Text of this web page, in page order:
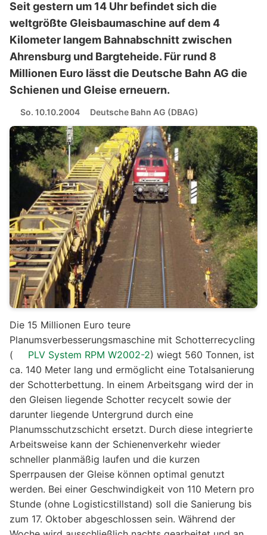
Seit gestern um 14 Uhr befindet sich die
weltgrößte Gleisbaumaschine auf dem 4
Kilometer langem Bahnabschnitt zwischen
Ahrensburg und Bargteheide. Für rund 8
Millionen Euro lässt die Deutsche Bahn AG die
Schienen und Gleise erneuern.
So. 10.10.2004 Deutsche Bahn AG (DBAG)
Die 15 Millionen Euro teure
Planumsverbesserungsmaschine mit Schotterrecycling
(
PLV System RPM W2002-2) wiegt 560 Tonnen, ist
ca. 140 Meter lang und ermöglicht eine Totalsanierung
der Schotterbettung. In einem Arbeitsgang wird der in
den Gleisen liegende Schotter recycelt sowie der
darunter liegende Untergrund durch eine
Planumsschutzschicht ersetzt. Durch diese integrierte
Arbeitsweise kann der Schienenverkehr wieder
schneller planmäßig laufen und die kurzen
Sperrpausen der Gleise können optimal genutzt
werden. Bei einer Geschwindigkeit von 110 Metern pro
Stunde (ohne Logisticstillstand) soll die Sanierung bis
zum 17. Oktober abgeschlossen sein. Während der